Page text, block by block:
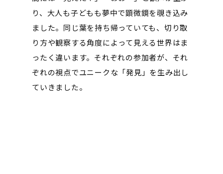
り、大人も子どもも夢中で顕微鏡を覗き込み
ました。同じ葉を持ち帰っていても、切り取
り方や観察する角度によって見える世界はま
ったく違います。それぞれの参加者が、それ
ぞれの視点でユニークな「発見」を生み出し
ていきました。